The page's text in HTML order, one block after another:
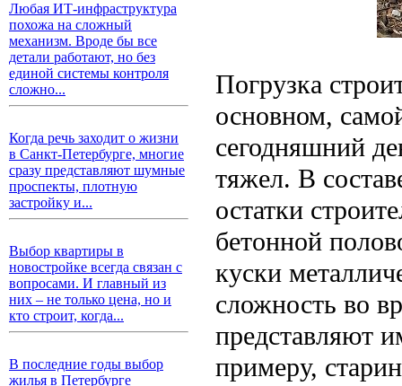
Любая ИТ-инфраструктура
похожа на сложный
механизм. Вроде бы все
детали работают, но без
единой системы контроля
сложно...
Когда речь заходит о жизни
в Санкт-Петербурге, многие
сразу представляют шумные
проспекты, плотную
застройку и...
Выбор квартиры в
новостройке всегда связан с
вопросами. И главный из
них – не только цена, но и
кто строит, когда...
В последние годы выбор
жилья в Петербурге
Погрузка
основном,
сегодняшний
тяжел. В
остатки
бетонной
куски
сложность во
представляют
примеру,